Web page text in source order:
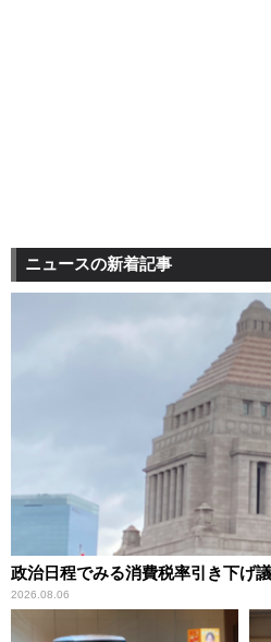
ニュースの新着記事
政治日程でみる消費税率引き下げ
2026.08.06